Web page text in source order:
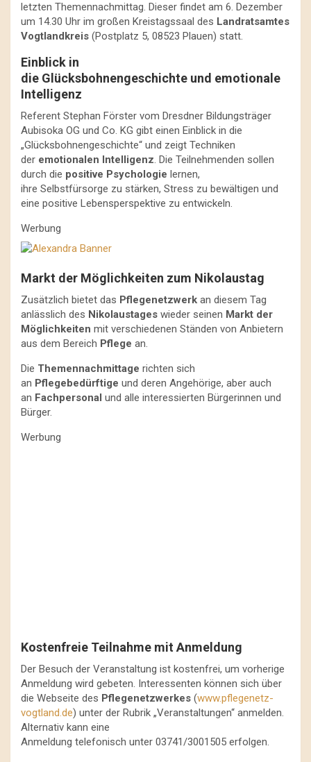
letzten Themennachmittag. Dieser findet am 6. Dezember
um 14.30 Uhr im großen Kreistagssaal des Landratsamtes
Vogtlandkreis (Postplatz 5, 08523 Plauen) statt.
Einblick in
die Glücksbohnengeschichte und emotionale
Intelligenz
Referent Stephan Förster vom Dresdner Bildungsträger
Aubisoka OG und Co. KG gibt einen Einblick in die
„Glücksbohnengeschichte“ und zeigt Techniken
der emotionalen Intelligenz. Die Teilnehmenden sollen
durch die positive Psychologie lernen,
ihre Selbstfürsorge zu stärken, Stress zu bewältigen und
eine positive Lebensperspektive zu entwickeln.
Werbung
Markt der Möglichkeiten zum Nikolaustag
Zusätzlich bietet das Pflegenetzwerk an diesem Tag
anlässlich des Nikolaustages wieder seinen Markt der
Möglichkeiten mit verschiedenen Ständen von Anbietern
aus dem Bereich Pflege an.
Die Themennachmittage richten sich
an Pflegebedürftige und deren Angehörige, aber auch
an Fachpersonal und alle interessierten Bürgerinnen und
Bürger.
Werbung
Kostenfreie Teilnahme mit Anmeldung
Der Besuch der Veranstaltung ist kostenfrei, um vorherige
Anmeldung wird gebeten. Interessenten können sich über
die Webseite des Pflegenetzwerkes (www.pflegenetz-
vogtland.de) unter der Rubrik „Veranstaltungen“ anmelden.
Alternativ kann eine
Anmeldung telefonisch unter 03741/3001505 erfolgen.